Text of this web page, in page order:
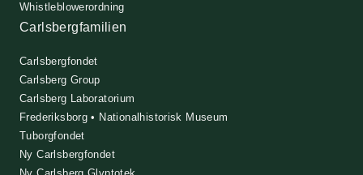
Whistleblowerordning
Carlsbergfamilien
Carlsbergfondet
Carlsberg Group
Carlsberg Laboratorium
Frederiksborg • Nationalhistorisk Museum
Tuborgfondet
Ny Carlsbergfondet